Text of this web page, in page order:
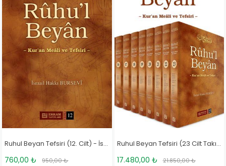
Ruhul Beyan Tefsiri (12. Cilt) - İsmail Hakkı Bursevi
760,00 ₺ 950,00 ₺
Ruhul Beyan Tefsiri (23 Cilt Takım) - İsmail Hakkı Bursevi
17.480,00 ₺ 21.850,00 ₺